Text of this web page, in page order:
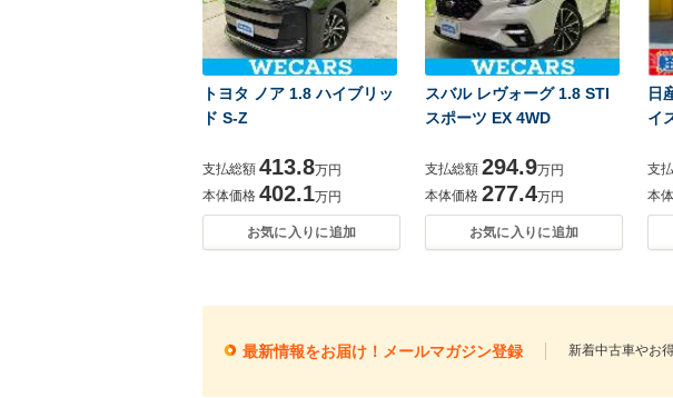
トヨタ ノア 1.8 ハイブリッ
ド S-Z
支払総額 413.8万円
本体価格 402.1万円
お気に入りに追加
スバル レヴォーグ 1.8 STI
スポーツ EX 4WD
支払総額 294.9万円
本体価格 277.4万円
お気に入りに追加
日
イ
支
本
最新情報をお届け！メールマガジン登録 新着中古車やお